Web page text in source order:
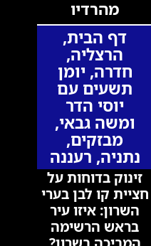
מהרדיו
דף הבית,
הרצליה,
חדרה, יומן
תשעים עם
יוסי הדר
ומשה גבאי,
מבזקים,
נתניה, רעננה
זינוק בדוחות על
חציית קו לבן בערי
השרון: איזו עיר
בראש הרשימה